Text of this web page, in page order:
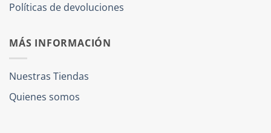
Políticas de devoluciones
MÁS INFORMACIÓN
Nuestras Tiendas
Quienes somos